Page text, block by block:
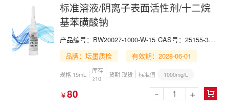
标准溶液/阴离子表面活性剂/十二烷
基苯磺酸钠
产品编号：BW20027-1000-W-15 CAS号：25155-30-0
品牌：坛墨质检
有效期：2028-06-01
规格 15mL
库存
≥10
货期 现货 标准值 1000mg/L
￥80 
- +